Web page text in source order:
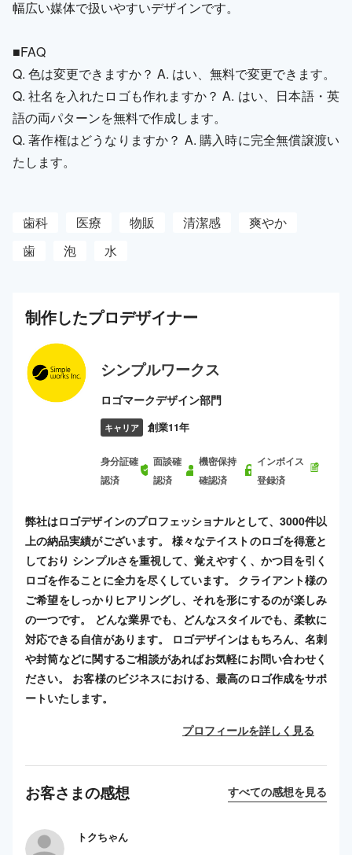
幅広い媒体で扱いやすいデザインです。
■FAQ
Q. 色は変更できますか？ A. はい、無料で変更できます。
Q. 社名を入れたロゴも作れますか？ A. はい、日本語・英
語の両パターンを無料で作成します。
Q. 著作権はどうなりますか？ A. 購入時に完全無償譲渡い
たします。
歯科 医療 物販 清潔感
爽やか
歯
泡 水
制作したプロデザイナー
シンプルワークス
ロゴマークデザイン部門
キャリア 創業11年
身分証確
認済
面談確
認済
機密保持
確認済
インボイス
登録済
弊社はロゴデザインのプロフェッショナルとして、3000件以
上の納品実績がございます。 様々なテイストのロゴを得意と
しており シンプルさを重視して、覚えやすく、かつ目を引く
ロゴを作ることに全力を尽くしています。 クライアント様の
ご希望をしっかりヒアリングし、それを形にするのが楽しみ
の一つです。 どんな業界でも、どんなスタイルでも、柔軟に
対応できる自信があります。 ロゴデザインはもちろん、名刺
や封筒などに関するご相談があればお気軽にお問い合わせく
ださい。 お客様のビジネスにおける、最高のロゴ作成をサポ
ートいたします。
プロフィールを詳しく見る
お客さまの感想 すべての感想を見る
トクちゃん